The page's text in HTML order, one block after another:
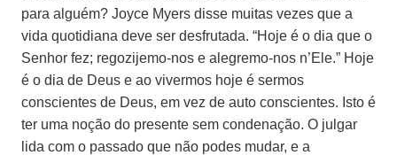
para alguém? Joyce Myers disse muitas vezes que a
vida quotidiana deve ser desfrutada. “Hoje é o dia que o
Senhor fez; regozijemo-nos e alegremo-nos n’Ele.” Hoje
é o dia de Deus e ao vivermos hoje é sermos
conscientes de Deus, em vez de auto conscientes. Isto é
ter uma noção do presente sem condenação. O julgar
lida com o passado que não podes mudar, e a